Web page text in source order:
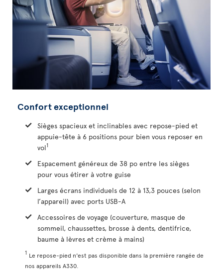
Confort exceptionnel
Sièges spacieux et inclinables avec repose-pied et
appuie-tête à 6 positions pour bien vous reposer en
vol1
Espacement généreux de 38 po entre les sièges
pour vous étirer à votre guise
Larges écrans individuels de 12 à 13,3 pouces (selon
l’appareil) avec ports USB-A
Accessoires de voyage (couverture, masque de
sommeil, chaussettes, brosse à dents, dentifrice,
baume à lèvres et crème à mains)
1 Le repose-pied n'est pas disponible dans la première rangée de
nos appareils A330.